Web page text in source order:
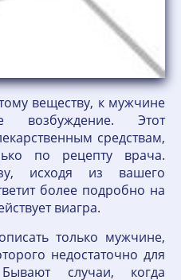
веществу, к мужчине
возбуждение. Этот
средствам,
по рецепту врача.
исходя из вашего
более подробно на
виагра.
только мужчине,
недостаточно для
случаи, когда